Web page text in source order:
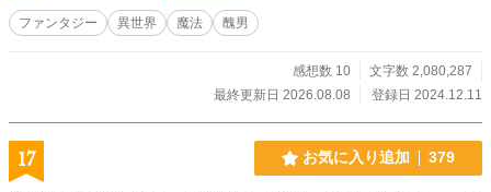
ファンタジー 異世界 魔法 醜男
感想数 10
文字数 2,080,287
最終更新日 2026.08.08
登録日 2024.12.11
17 お気に入り追加 379